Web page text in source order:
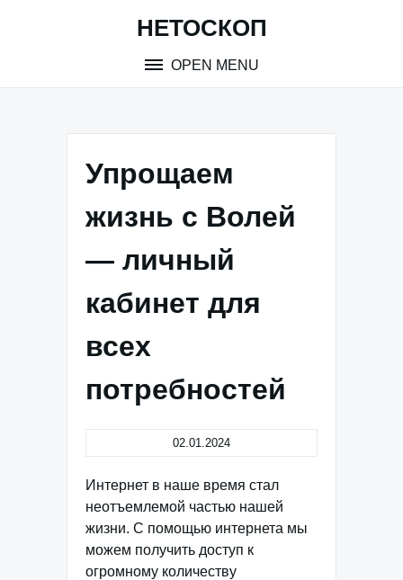
НЕТОСКОП
OPEN MENU
Упрощаем
жизнь с Волей
— личный
кабинет для
всех
потребностей
02.01.2024
Интернет в наше время стал
неотъемлемой частью нашей
жизни. С помощью интернета мы
можем получить доступ к
огромному количеству